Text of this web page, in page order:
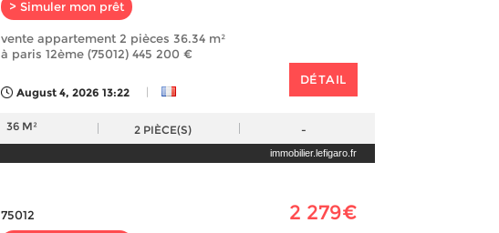
> Simuler mon prêt
vente appartement 2 pièces 36.34 m²
à paris 12ème (75012) 445 200 €
August 4, 2026 13:22 |
DÉTAIL
36 M² 2 PIÈCE(S) -
immobilier.lefigaro.fr
75012 2 279€